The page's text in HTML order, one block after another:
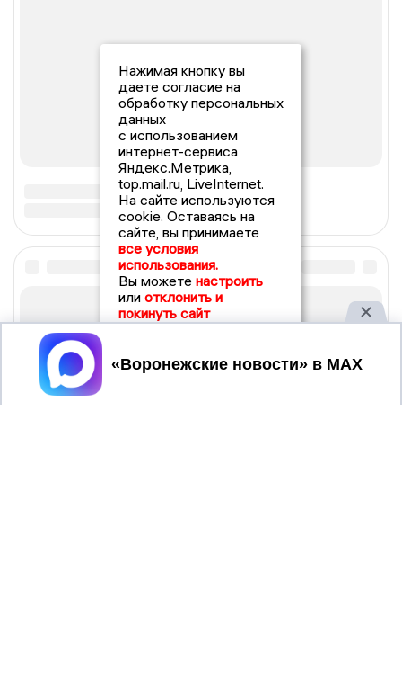
Нажимая кнопку вы
даете согласие на
обработку персональных
данных
с использованием
интернет-сервиса
Яндекс.Метрика,
top.mail.ru, LiveInternet.
На сайте используются
cookie. Оставаясь на
сайте, вы принимаете
все условия
использования.
Вы можете настроить
или отклонить и
покинуть сайт
Принять